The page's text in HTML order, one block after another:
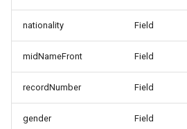
nationality Field
midNameFront Field
recordNumber Field
gender Field